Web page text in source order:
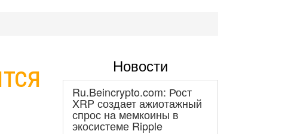
Новости
Ru.Beincrypto.com: Рост
XRP создает ажиотажный
спрос на мемкоины в
экосистеме Ripple